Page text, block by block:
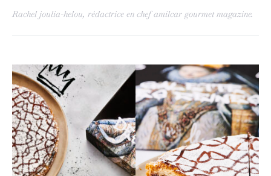
Rachel joulia-helou, rédactrice en chef amilcar gourmet magazine.